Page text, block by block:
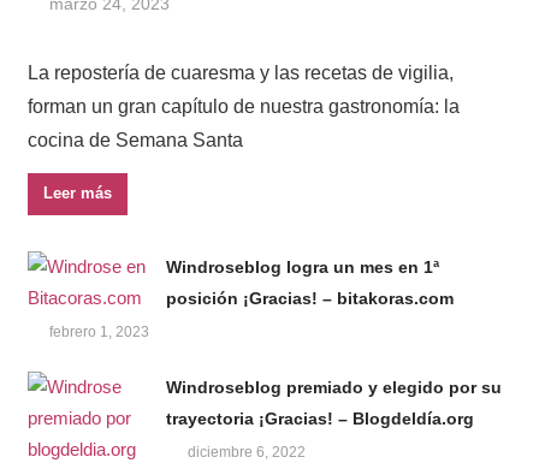
La repostería de cuaresma y las recetas de vigilia,
forman un gran capítulo de nuestra gastronomía: la
cocina de Semana Santa
Leer más
Windroseblog logra un mes en 1ª
posición ¡Gracias! – bitakoras.com
febrero 1, 2023
Windroseblog premiado y elegido por su
trayectoria ¡Gracias! – Blogdeldía.org
diciembre 6, 2022